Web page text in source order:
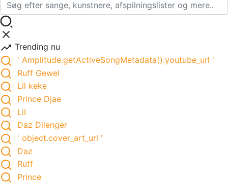
Trending nu
' Amplitude.getActiveSongMetadata().youtube_url '
Ruff Gewel
Lil keke
Prince Djae
Lil
Daz Dilenger
' object.cover_art_url '
Daz
Ruff
Prince